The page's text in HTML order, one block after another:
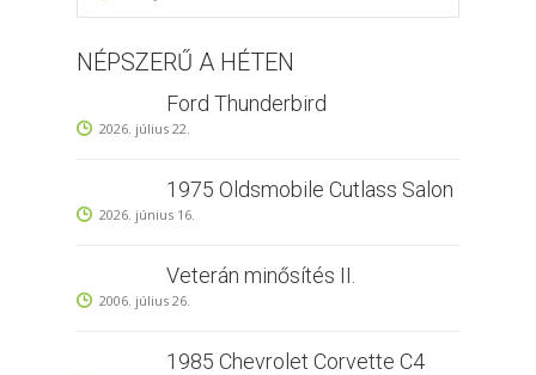
NÉPSZERŰ A HÉTEN
Ford Thunderbird
2026. július 22.
1975 Oldsmobile Cutlass Salon
2026. június 16.
Veterán minősítés II.
2006. július 26.
1985 Chevrolet Corvette C4